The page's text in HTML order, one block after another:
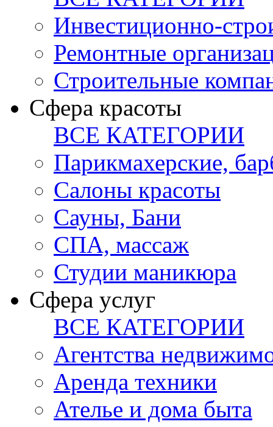
Инвестиционно-
Ремонтные
Строительные
Сфера красоты
ВСЕ КАТЕГОРИИ
Парикмахерские,
Салоны красоты
Сауны, Бани
СПА, массаж
Студии маникюра
Сфера услуг
ВСЕ КАТЕГОРИИ
Агентства
Аренда техники
Ателье и дома быта